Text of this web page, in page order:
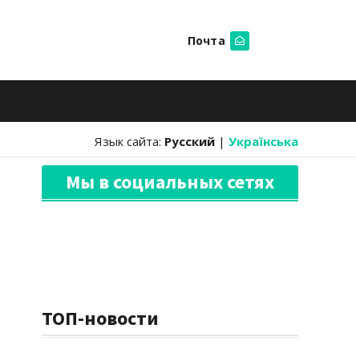
Почта
Язык сайта: Русский | Українська
Мы в социальных сетях
ТОП-новости